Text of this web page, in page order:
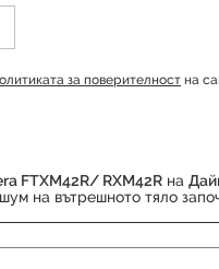
за поверителност на
FTXM42R/ RXM42R на
на вътрешното тяло